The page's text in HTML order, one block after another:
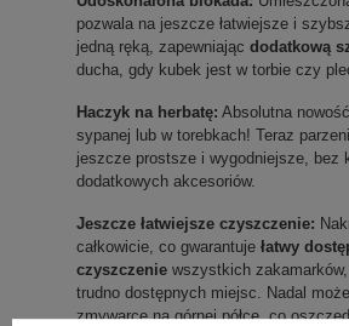
pozwala na jeszcze łatwiejsze i
jedną ręką, zapewniając dodatkową
ducha, gdy kubek jest w torbie czy
Haczyk na herbatę: Absolutna
sypanej lub w torebkach! Teraz
jeszcze prostsze i wygodniejsze, bez
dodatkowych akcesoriów.
Jeszcze łatwiejsze czyszczenie:
całkowicie, co gwarantuje łatwy
czyszczenie wszystkich
trudno dostępnych miejsc. Nadal
zmywarce na górnej półce, co